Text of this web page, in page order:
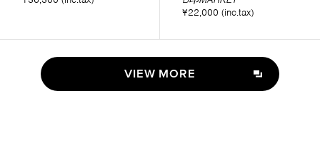
¥22,000 (inc.tax)
VIEW MORE